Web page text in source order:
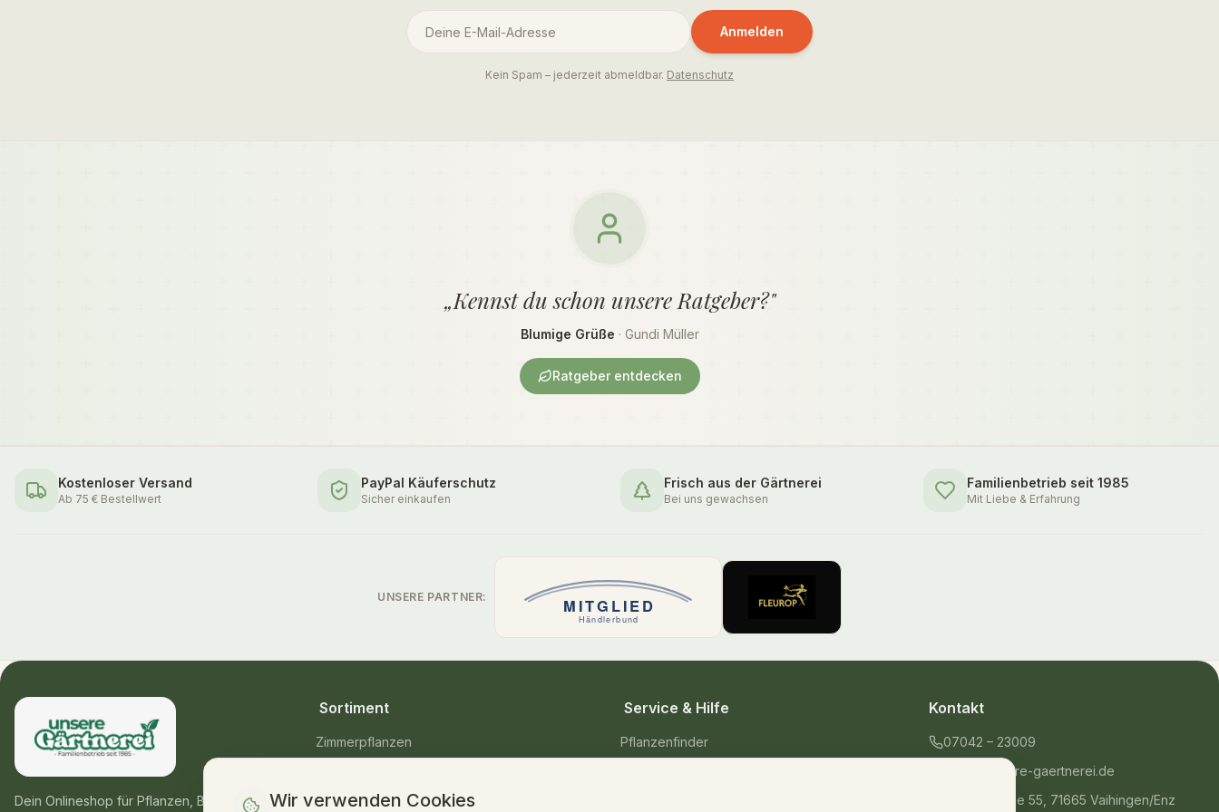
Anmelden
Kein Spam – jederzeit abmeldbar. Datenschutz
„Kennst du schon unsere Ratgeber?"
Blumige Grüße · Gundi Müller
Ratgeber entdecken
Kostenloser Versand
Ab 75 € Bestellwert
PayPal Käuferschutz
Sicher einkaufen
Frisch aus der Gärtnerei
Bei uns gewachsen
Familienbetrieb seit 1985
Mit Liebe & Erfahrung
UNSERE PARTNER:
Dein Onlineshop für Pflanzen, Blumen &
Sortiment
Zimmerpflanzen
Blumensträuße
Service & Hilfe
Pflanzenfinder
Kontakt
07042 – 23009
shop@unsere-gaertnerei.de
Dennefstraße 55, 71665 Vaihingen/Enz
Wir verwenden Cookies